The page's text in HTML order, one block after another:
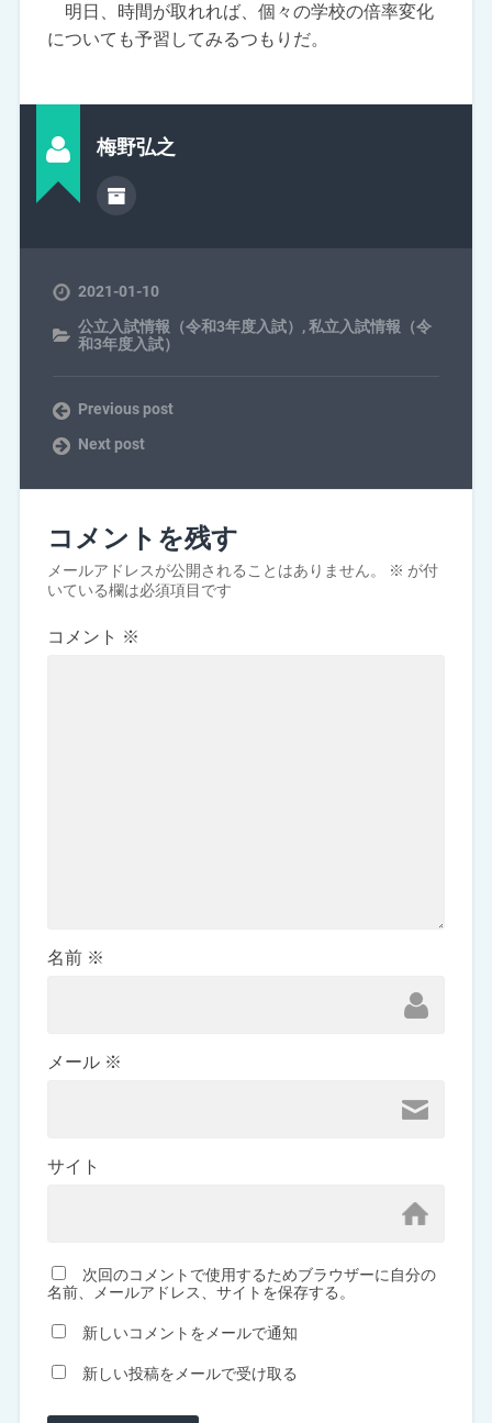
明日、時間が取れれば、個々の学校の倍率変化
についても予習してみるつもりだ。
梅野弘之
2021-01-10
公立入試情報（令和3年度入試） ,私立入試情報（令
和3年度入試）
Previous post
Next post
コメントを残す
メールアドレスが公開されることはありません。 ※ が付
いている欄は必須項目です
コメント ※
名前 ※
メール ※
サイト
次回のコメントで使用するためブラウザーに自分の
名前、メールアドレス、サイトを保存する。
新しいコメントをメールで通知
新しい投稿をメールで受け取る